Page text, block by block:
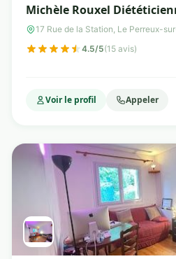
Michèle Rouxel
17 Rue de la Station, Le Perreux-
4.5/5(15 avis)
Voir le profil Appeler